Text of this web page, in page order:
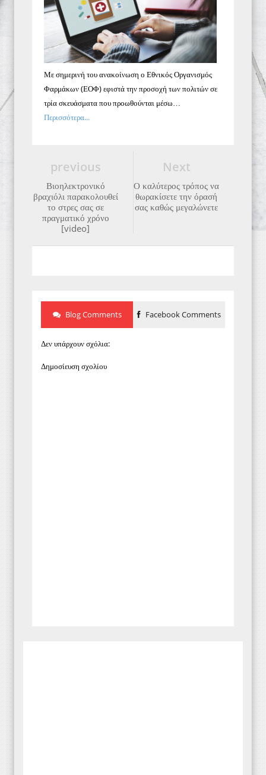
Με σημερινή του ανακοίνωση ο Εθνικός Οργανισμός
Φαρμάκων (ΕΟΦ) εφιστά την προσοχή των πολιτών σε
τρία σκευάσματα που προωθούνται μέσω…
Περισσότερα...
Next
Ο καλύτερος τρόπος να
θωρακίσετε την όρασή
σας καθώς μεγαλώνετε
previous
Βιοηλεκτρονικό
βραχιόλι παρακολουθεί
το στρες σας σε
πραγματικό χρόνο
[video]
Blog Comments Facebook Comments
Δεν υπάρχουν σχόλια:
Δημοσίευση σχολίου